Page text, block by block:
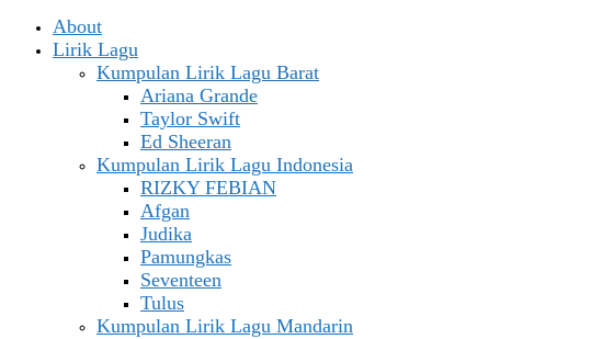
About
Lirik Lagu
Kumpulan Lirik Lagu Barat
Ariana Grande
Taylor Swift
Ed Sheeran
Kumpulan Lirik Lagu Indonesia
RIZKY FEBIAN
Afgan
Judika
Pamungkas
Seventeen
Tulus
Kumpulan Lirik Lagu Mandarin